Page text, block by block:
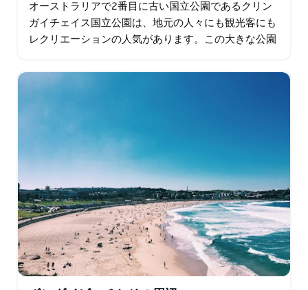
オーストラリアで2番目に古い国立公園であるクリン
ガイチェイス国立公園は、地元の人々にも観光客にも
レクリエーションの人気があります。この大きな公園
一体感を味わうことができます…